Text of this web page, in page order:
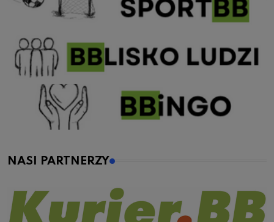
NASI PARTNERZY